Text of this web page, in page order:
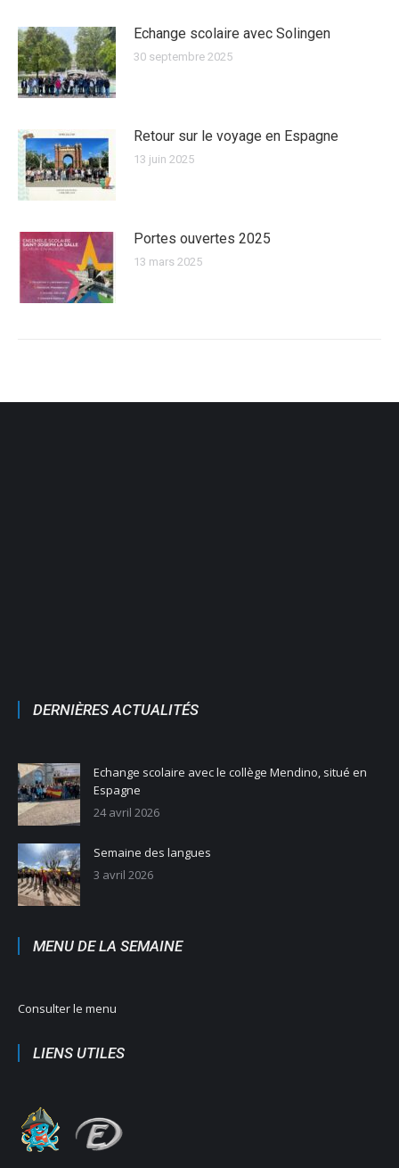
Echange scolaire avec Solingen
30 septembre 2025
Retour sur le voyage en Espagne
13 juin 2025
Portes ouvertes 2025
13 mars 2025
DERNIÈRES ACTUALITÉS
Echange scolaire avec le collège Mendino, situé en
Espagne
24 avril 2026
Semaine des langues
3 avril 2026
MENU DE LA SEMAINE
Consulter le menu
LIENS UTILES